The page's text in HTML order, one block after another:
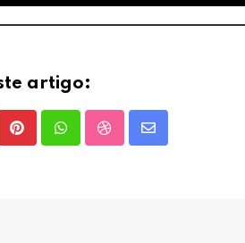
artigo:
PinterestWhatsappStumbleUpon
Share